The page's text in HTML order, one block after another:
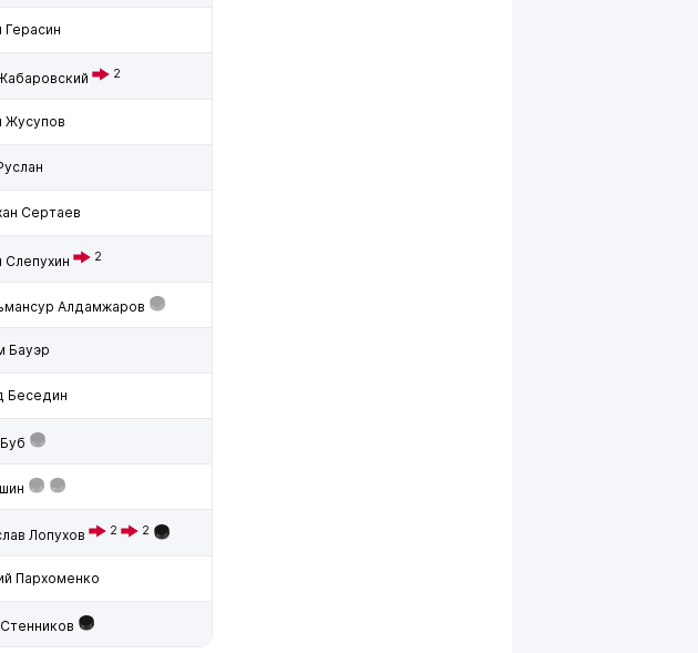
Герасин
2
Жусупов
Сертаев
Слепухин 2
Алдамжаров
Бауэр
Беседин
Лопухов 2 2
Пархоменко